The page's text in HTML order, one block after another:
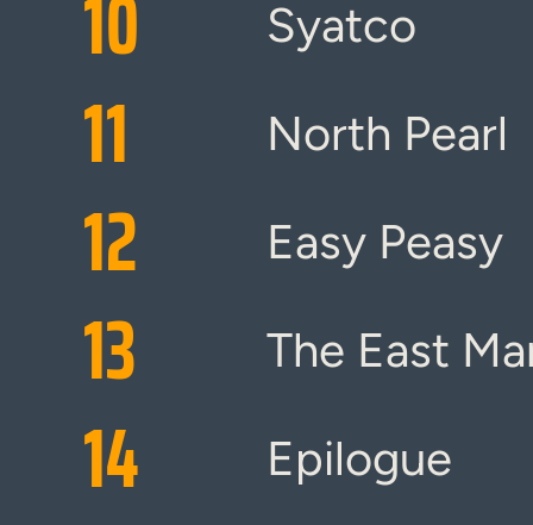
Syatco
11 North Pearl
12 Easy Peasy
13 The East
14 Epilogue